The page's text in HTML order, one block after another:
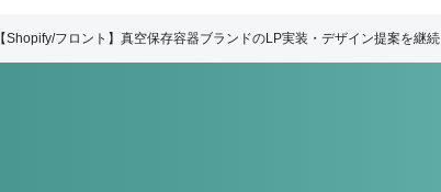
【Shopify/フロント】真空保存容器ブランドのLP実装・デザイン提案を継